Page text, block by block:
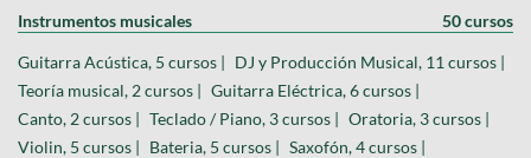
Instrumentos musicales 50 cursos
Guitarra Acústica, 5 cursos | DJ y Producción Musical, 11 cursos |
Teoría musical, 2 cursos | Guitarra Eléctrica, 6 cursos |
Canto, 2 cursos | Teclado / Piano, 3 cursos | Oratoria, 3 cursos |
Violin, 5 cursos | Bateria, 5 cursos | Saxofón, 4 cursos |